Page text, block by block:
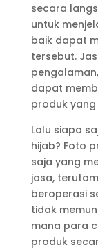
secara
untuk
baik dapat
tersebut.
dapat
produk yang
Lalu siapa
hijab? Foto
saja yang
jasa,
beroperasi
tidak
mana para
produk